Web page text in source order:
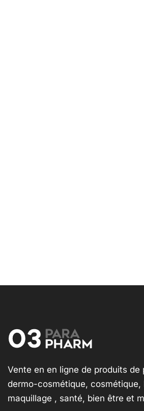
Vente en en ligne de produits de
dermo-cosmétique, cosmétique,
maquillage , santé, bien être et